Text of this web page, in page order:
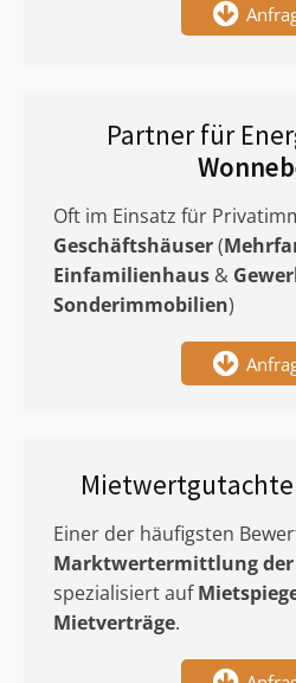
Partner für
Oft im Einsatz für
Geschäftshäuser(
Einfamilienhaus &
Sonderimmobilien)
Einer der häufigsten
Marktwertermittlung
spezialisiert auf
Mietverträge.